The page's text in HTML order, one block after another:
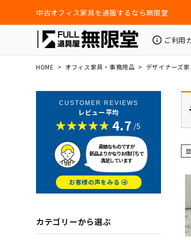
中古オフィス家具を通販するなら無限堂
ご利用
HOME オフィス家具・事務用品 デザイナーズ
CUSTOMER REVIEWS
レビュー平均
4.7 /5
高価なものですが
新品よりかなりお値打ちで
満足しています
お客様の声をみる
カテゴリーから選ぶ